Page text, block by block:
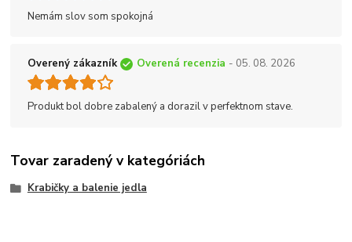
Nemám slov som spokojná
Overený zákazník Overená recenzia - 05. 08. 2026
Produkt bol dobre zabalený a dorazil v perfektnom stave.
Tovar zaradený v kategóriách
Krabičky a balenie jedla